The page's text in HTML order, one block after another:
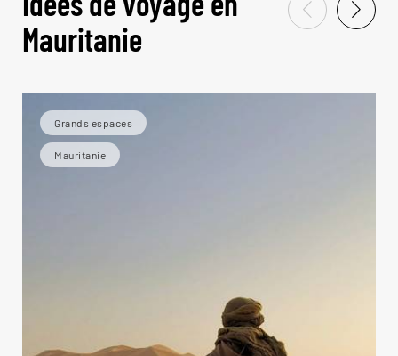
Mauritanie
Grands espaces
Mauritanie